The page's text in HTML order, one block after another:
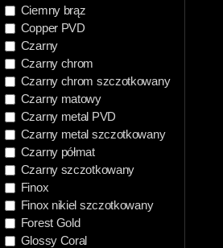
Ciemny brąz
Copper PVD
Czarny
Czarny chrom
Czarny chrom szczotkowany
Czarny matowy
Czarny metal PVD
Czarny metal szczotkowany
Czarny półmat
Czarny szczotkowany
Finox
Finox nikiel szczotkowany
Forest Gold
Glossy Coral